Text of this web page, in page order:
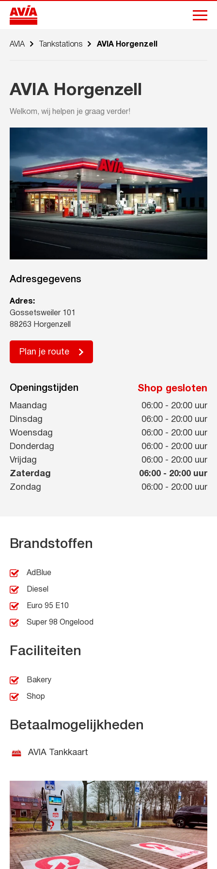
AVIA Tankstations AVIA Horgenzell
AVIA Horgenzell
Welkom, wij helpen je graag verder!
Adresgegevens
Adres:
Gossetsweiler 101
88263 Horgenzell
Plan je route
Openingstijden Shop gesloten
Maandag 06:00 - 20:00 uur
Dinsdag
06:00 - 20:00 uur
Woensdag
06:00 - 20:00 uur
Donderdag
06:00 - 20:00 uur
Vrijdag
06:00 - 20:00 uur
Zaterdag
06:00 - 20:00 uur
Zondag
06:00 - 20:00 uur
Brandstoffen
AdBlue
Diesel
Euro 95 E10
Super 98 Ongelood
Faciliteiten
Bakery
Shop
Betaalmogelijkheden
AVIA Tankkaart